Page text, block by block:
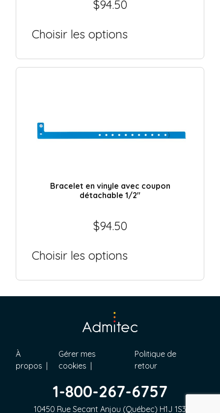
$94.50
Choisir les options
Bracelet en vinyle avec coupon
détachable 1/2″
$94.50
Choisir les options
À
propos
Gérer mes
cookies
Politique de
retour
1-800-267-6757
10450 Rue Secant Anjou (Québec) H1J 1S3